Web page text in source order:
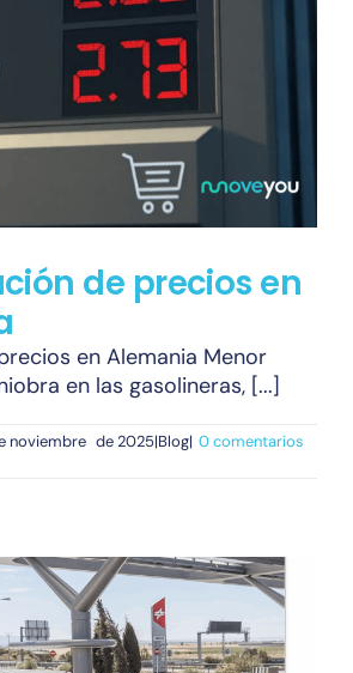
de precios en
en Alemania Menor
en las gasolineras, [...]
noviembre de 2025|Blog| 0 comentarios